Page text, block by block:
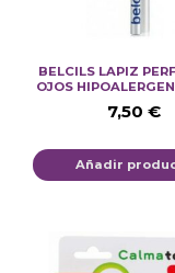
BELCILS LAPIZ
OJOS
7,50 €
Añadir